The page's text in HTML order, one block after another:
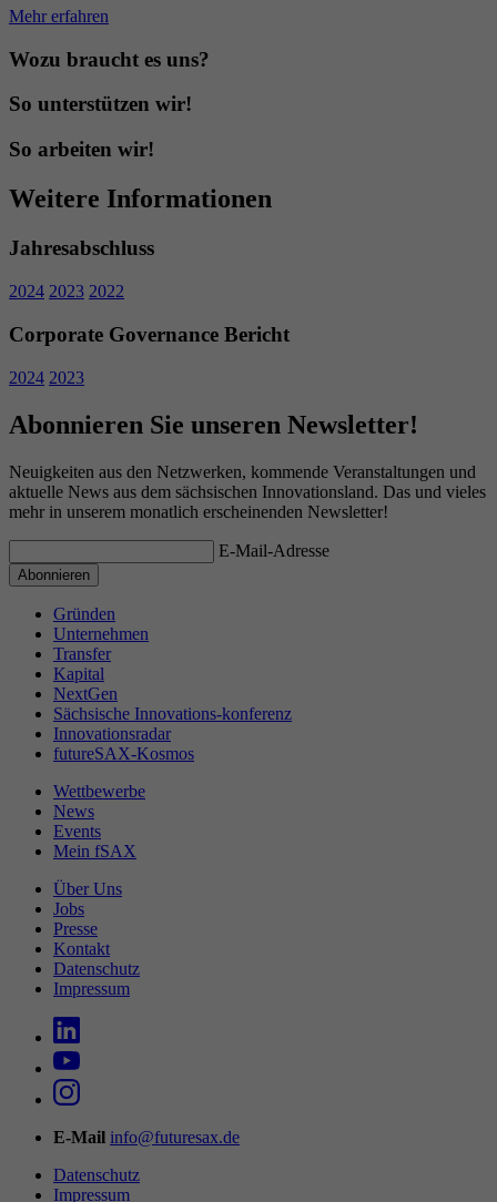
Mehr erfahren
Wozu braucht es uns?
So unterstützen wir!
So arbeiten wir!
Weitere Informationen
Jahresabschluss
2024 2023 2022
Corporate Governance Bericht
2024 2023
Abonnieren Sie unseren Newsletter!
Neuigkeiten aus den Netzwerken, kommende Veranstaltungen und
aktuelle News aus dem sächsischen Innovationsland. Das und vieles
mehr in unserem monatlich erscheinenden Newsletter!
E-Mail-Adresse
Gründen
Unternehmen
Transfer
Kapital
NextGen
Sächsische Innovations-konferenz
Innovationsradar
futureSAX-Kosmos
Wettbewerbe
News
Events
Mein fSAX
Über Uns
Jobs
Presse
Kontakt
Datenschutz
Impressum
E-Mail info@futuresax.de
Datenschutz
Impressum